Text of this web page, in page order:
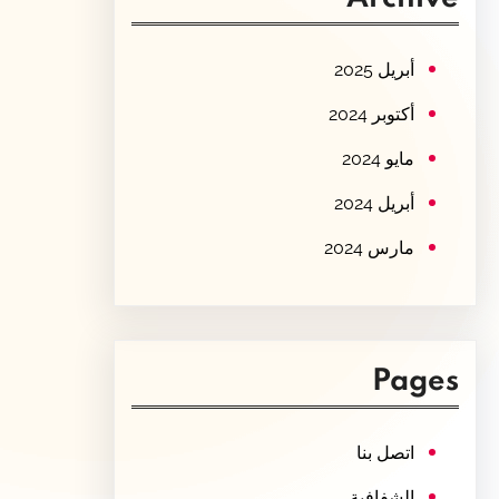
c
أبريل 2025
أكتوبر 2024
مايو 2024
أبريل 2024
مارس 2024
Pages
اتصل بنا